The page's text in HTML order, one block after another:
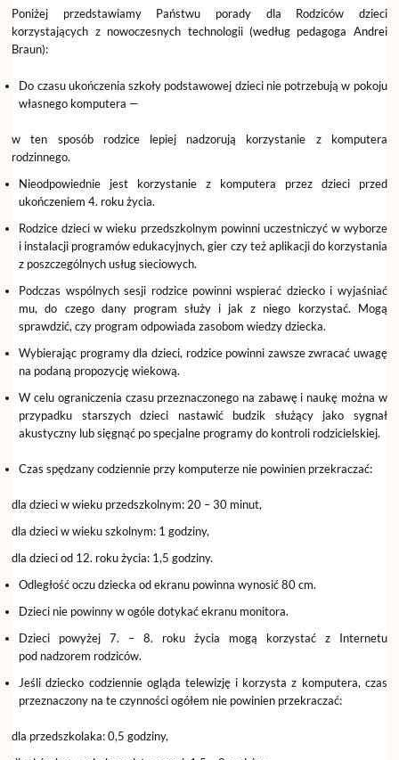
Poniżej przedstawiamy Państwu porady dla Rodziców dzieci
korzystających z nowoczesnych technologii (według pedagoga Andrei
Braun):
Do czasu ukończenia szkoły podstawowej dzieci nie potrzebują w pokoju
własnego komputera —
w ten sposób rodzice lepiej nadzorują korzystanie z komputera
rodzinnego.
Nieodpowiednie jest korzystanie z komputera przez dzieci przed
ukończeniem 4. roku życia.
Rodzice dzieci w wieku przedszkolnym powinni uczestniczyć w wyborze
i instalacji programów edukacyjnych, gier czy też aplikacji do korzystania
z poszczególnych usług sieciowych.
Podczas wspólnych sesji rodzice powinni wspierać dziecko i wyjaśniać
mu, do czego dany program służy i jak z niego korzystać. Mogą
sprawdzić, czy program odpowiada zasobom wiedzy dziecka.
Wybierając programy dla dzieci, rodzice powinni zawsze zwracać uwagę
na podaną propozycję wiekową.
W celu ograniczenia czasu przeznaczonego na zabawę i naukę można w
przypadku starszych dzieci nastawić budzik służący jako sygnał
akustyczny lub sięgnąć po specjalne programy do kontroli rodzicielskiej.
Czas spędzany codziennie przy komputerze nie powinien przekraczać:
dla dzieci w wieku przedszkolnym: 20 – 30 minut,
dla dzieci w wieku szkolnym: 1 godziny,
dla dzieci od 12. roku życia: 1,5 godziny.
Odległość oczu dziecka od ekranu powinna wynosić 80 cm.
Dzieci nie powinny w ogóle dotykać ekranu monitora.
Dzieci powyżej 7. – 8. roku życia mogą korzystać z Internetu
pod nadzorem rodziców.
Jeśli dziecko codziennie ogląda telewizję i korzysta z komputera, czas
przeznaczony na te czynności ogółem nie powinien przekraczać:
dla przedszkolaka: 0,5 godziny,